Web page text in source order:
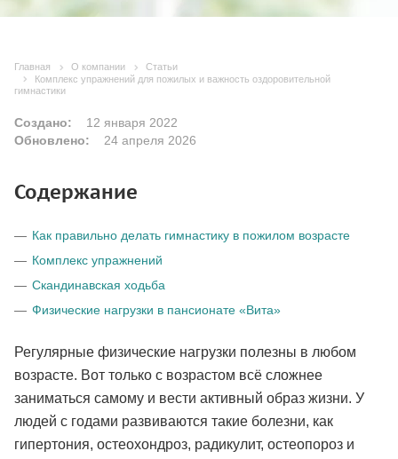
Главная О компании
Статьи
Комплекс упражнений для пожилых и важность оздоровительной
гимнастики
Создано:
12 января 2022
Обновлено:
24 апреля 2026
Содержание
Как правильно делать гимнастику в пожилом возрасте
Комплекс упражнений
Скандинавская ходьба
Физические нагрузки в пансионате «Вита»
Регулярные физические нагрузки полезны в любом
возрасте. Вот только с возрастом всё сложнее
заниматься самому и вести активный образ жизни. У
людей с годами развиваются такие болезни, как
гипертония, остеохондроз, радикулит, остеопороз и